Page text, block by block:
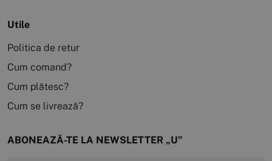
Utile
Politica de retur
Cum comand?
Cum plătesc?
Cum se livrează?
ABONEAZĂ-TE LA NEWSLETTER „U”